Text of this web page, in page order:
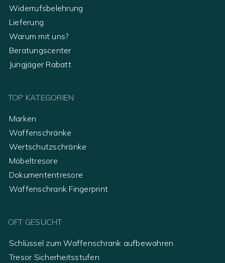
Widerrufsbelehrung
Lieferung
Warum mit uns?
Beratungscenter
Jungjäger Rabatt
TOP KATEGORIEN
Marken
Waffenschränke
Wertschutzschränke
Möbeltresore
Dokumententresore
Waffenschrank Fingerprint
OFT GESUCHT
Schlüssel zum Waffenschrank aufbewahren
Tresor Sicherheitsstufen